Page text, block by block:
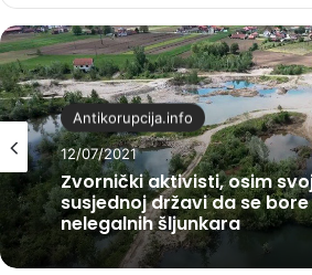
Antikorupcija.info
12/07/2021
Zvornički aktivisti, osim
susjednoj državi da se
nelegalnih šljunkara